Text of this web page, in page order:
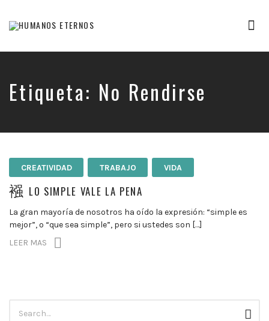
humanos,
nos
creó
Etiqueta: No Rendirse
CREATIVIDAD TRABAJO VIDA
LO SIMPLE VALE LA PENA
La gran mayoría de nosotros ha oído la expresión: “simple es
mejor”, o “que sea simple”, pero si ustedes son […]
LEER MAS
para: